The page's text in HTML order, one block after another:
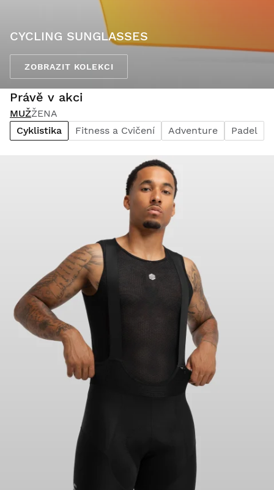
CYCLING SUNGLASSES
ZOBRAZIT KOLEKCI
Právě v akci
MUŽŽENA
Cyklistika
Fitness a Cvičení Adventure Padel